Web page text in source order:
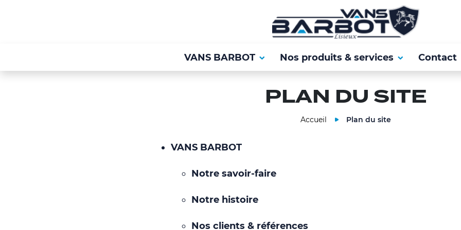
VANS BARBOT Nos produits & services Contact
PLAN DU SITE
Accueil Plan du site
VANS BARBOT
Notre savoir-faire
Notre histoire
Nos clients & références